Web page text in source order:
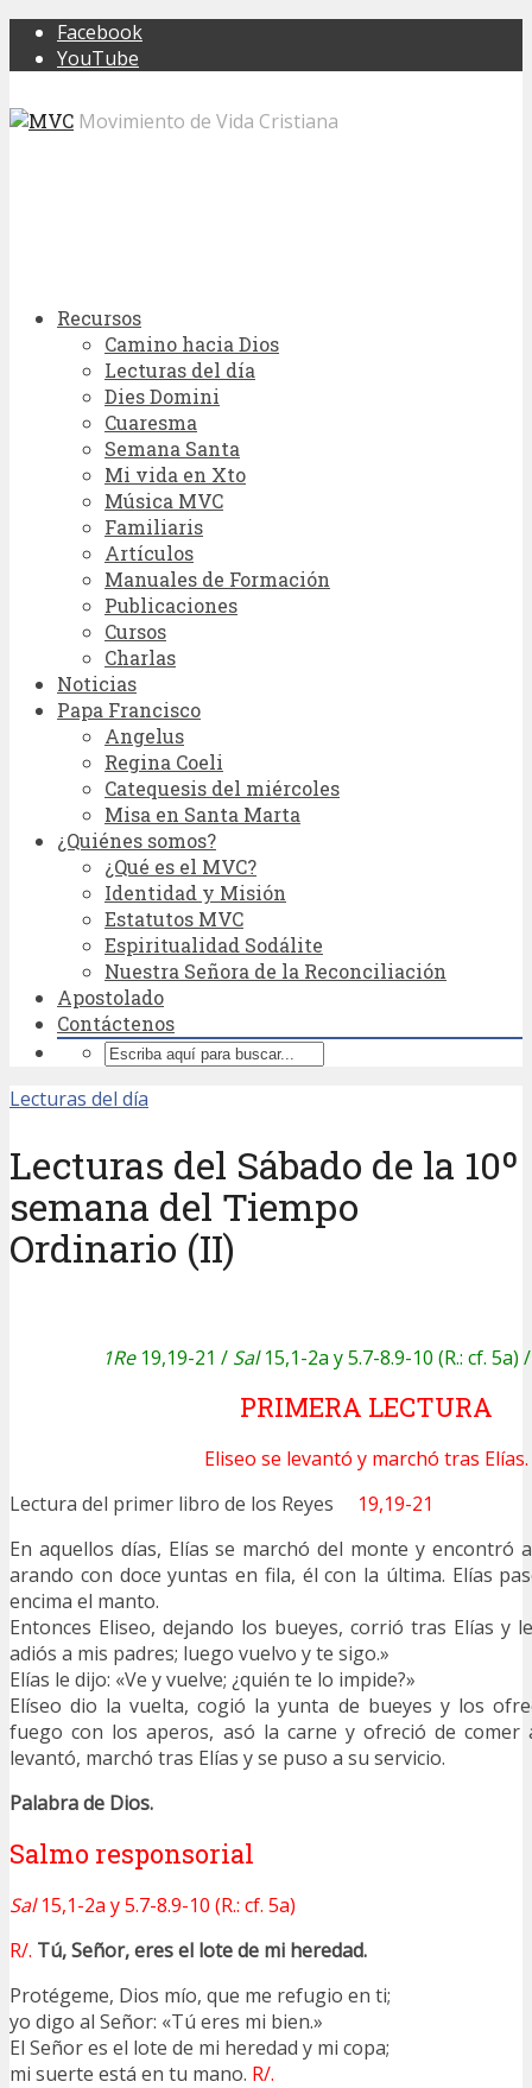
Facebook
YouTube
Movimiento de Vida Cristiana
Recursos
Camino hacia Dios
Lecturas del día
Dies Domini
Cuaresma
Semana Santa
Mi vida en Xto
Música MVC
Familiaris
Artículos
Manuales de Formación
Publicaciones
Cursos
Charlas
Noticias
Papa Francisco
Angelus
Regina Coeli
Catequesis del miércoles
Misa en Santa Marta
¿Quiénes somos?
¿Qué es el MVC?
Identidad y Misión
Estatutos MVC
Espiritualidad Sodálite
Nuestra Señora de la Reconciliación
Apostolado
Contáctenos
Lecturas del día
Lecturas del Sábado de la 10º
semana del Tiempo
Ordinario (II)
1Re19,19-21 / Sal15,1-2a y 5.7-8.9-10 (R.: cf. 5a)
PRIMERA LECTURA
Eliseo se levantó y marchó tras Elías.
Lectura del primer libro de los Reyes 19,19-21
En aquellos días, Elías se marchó del monte y encontró
arando con doce yuntas en fila, él con la última. Elías
encima el manto.
Entonces Eliseo, dejando los bueyes, corrió tras Elías y
adiós a mis padres; luego vuelvo y te sigo.»
Elías le dijo: «Ve y vuelve; ¿quién te lo impide?»
Elíseo dio la vuelta, cogió la yunta de bueyes y los
fuego con los aperos, asó la carne y ofreció de comer
levantó, marchó tras Elías y se puso a su servicio.
Palabra de Dios.
Salmo responsorial
Sal15,1-2a y 5.7-8.9-10 (R.: cf. 5a)
R/. Tú, Señor, eres el lote de mi heredad.
Protégeme, Dios mío, que me refugio en ti;
yo digo al Señor: «Tú eres mi bien.»
El Señor es el lote de mi heredad y mi copa;
mi suerte está en tu mano. R/.